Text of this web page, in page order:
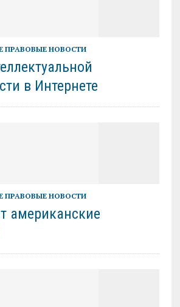
НОВОСТИ
в Интернете
НОВОСТИ
американские